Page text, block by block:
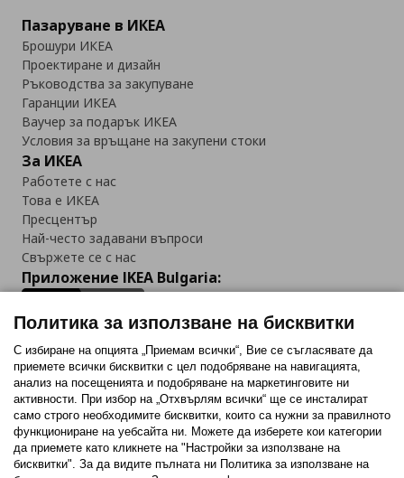
Пазаруване в ИКЕА
Брошури ИКЕА
Проектиране и дизайн
Ръководства за закупуване
Гаранции ИКЕА
Ваучер за подарък ИКЕА
Условия за връщане на закупени стоки
За ИКЕА
Работете с нас
Това е ИКЕА
Пресцентър
Най-често задавани въпроси
Свържете се с нас
Приложение IKEA Bulgaria:
Последвайте ни:
FacebookTwitterYoutubePinterestInstagram
Политика за използване на бисквитки
С избиране на опцията „Приемам всички“, Вие се съгласявате да
приемете всички бисквитки с цел подобряване на навигацията,
анализ на посещенията и подобряване на маркетинговите ни
активности. При избор на „Отхвърлям всички“ ще се инсталират
само строго необходимитe бисквитки, които са нужни за правилното
функциониране на уебсайта ни. Можете да изберете кои категории
да приемете като кликнете на "Настройки за използване на
бисквитки". За да видите пълната ни Политика за използване на